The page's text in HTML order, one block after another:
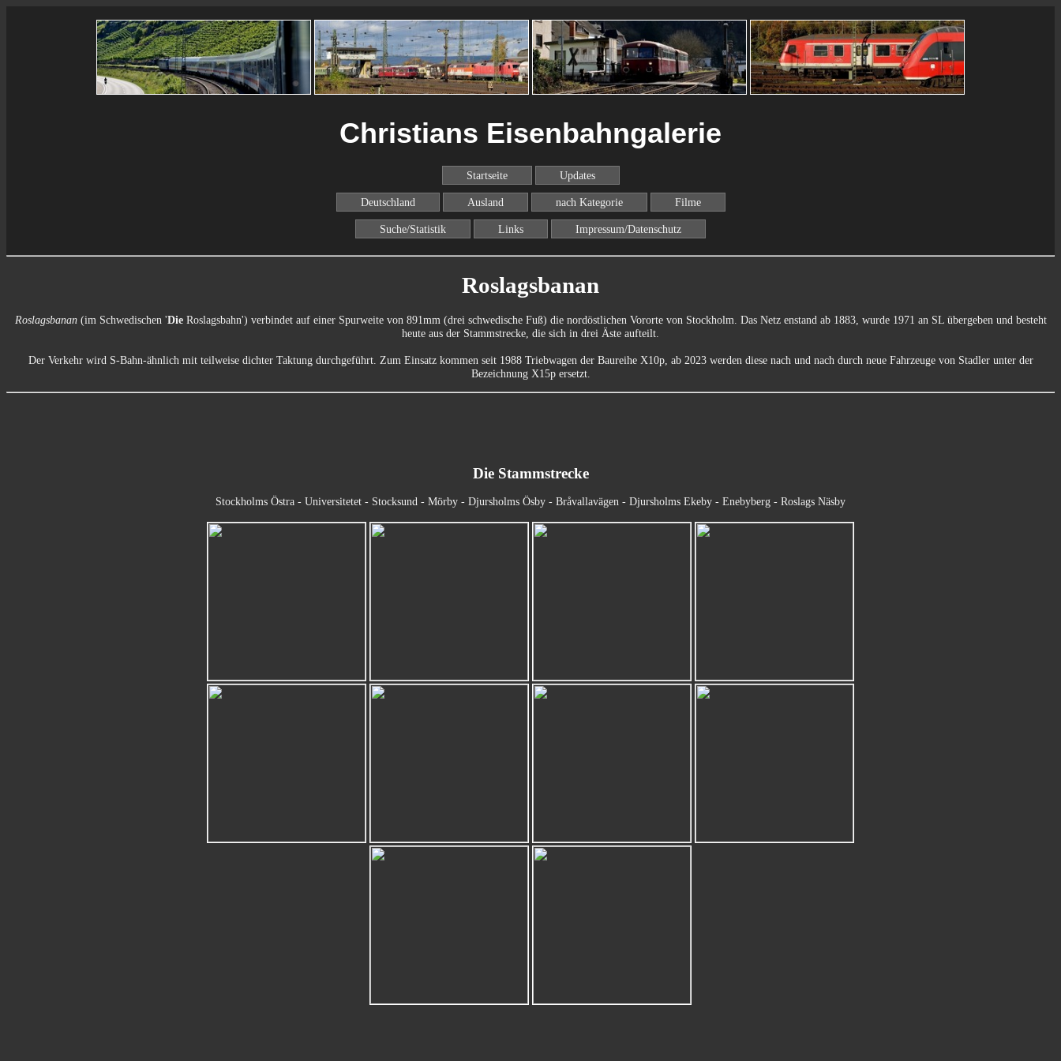
Christians Eisenbahngalerie
Startseite Updates
Deutschland Ausland nach Kategorie Filme
Suche/Statistik Links Impressum/Datenschutz
Roslagsbanan
Roslagsbanan(im Schwedischen 'DieRoslagsbahn') verbindet auf einer Spurweite von 891mm (drei schwedische Fuß) die nordöstlichen Vororte von Stockholm. Das Netz enstand ab 1883, wurde 1971 an SL übergeben und besteht
heute aus der Stammstrecke, die sich in drei Äste aufteilt.
Der Verkehr wird S-Bahn-ähnlich mit teilweise dichter Taktung durchgeführt. Zum Einsatz kommen seit 1988 Triebwagen der Baureihe X10p, ab 2023 werden diese nach und nach durch neue Fahrzeuge von Stadler unter der
Bezeichnung X15p ersetzt.
Die Stammstrecke
Stockholms Östra - Universitetet - Stocksund - Mörby - Djursholms Ösby - Bråvallavägen - Djursholms Ekeby - Enebyberg - Roslags Näsby